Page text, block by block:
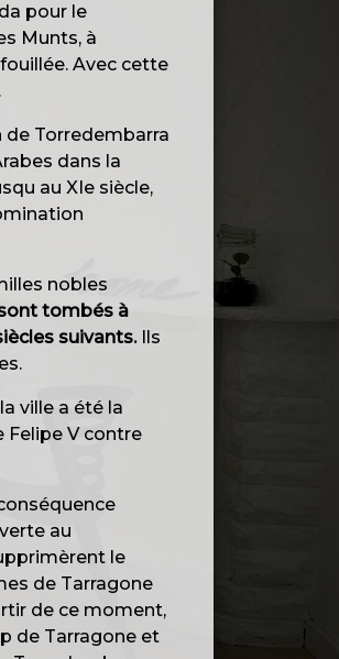
pour le
Munts, à
Avec cette
Torredembarra
dans la
au XIe siècle,
nobles
tombés à
suivants.Ils
ville a été la
Felipe V contre
au
le
de Tarragone
de ce moment,
de Tarragone et